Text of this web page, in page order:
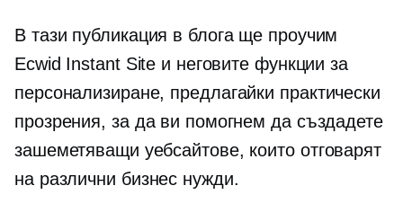
В тази публикация в блога ще проучим
Ecwid Instant Site и неговите функции за
персонализиране, предлагайки практически
прозрения, за да ви помогнем да създадете
зашеметяващи уебсайтове, които отговарят
на различни бизнес нужди.